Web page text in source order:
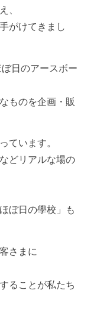
、
がけてきまし
日のアースボー
ものを企画・販
ています。
どリアルな場の
ぼ日の學校」も
さまに
ることが私たち